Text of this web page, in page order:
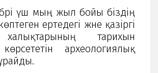
үш мың жыл бойы біздің
ертедегі және қазіргі
халықтарының тарихын
археологиялық